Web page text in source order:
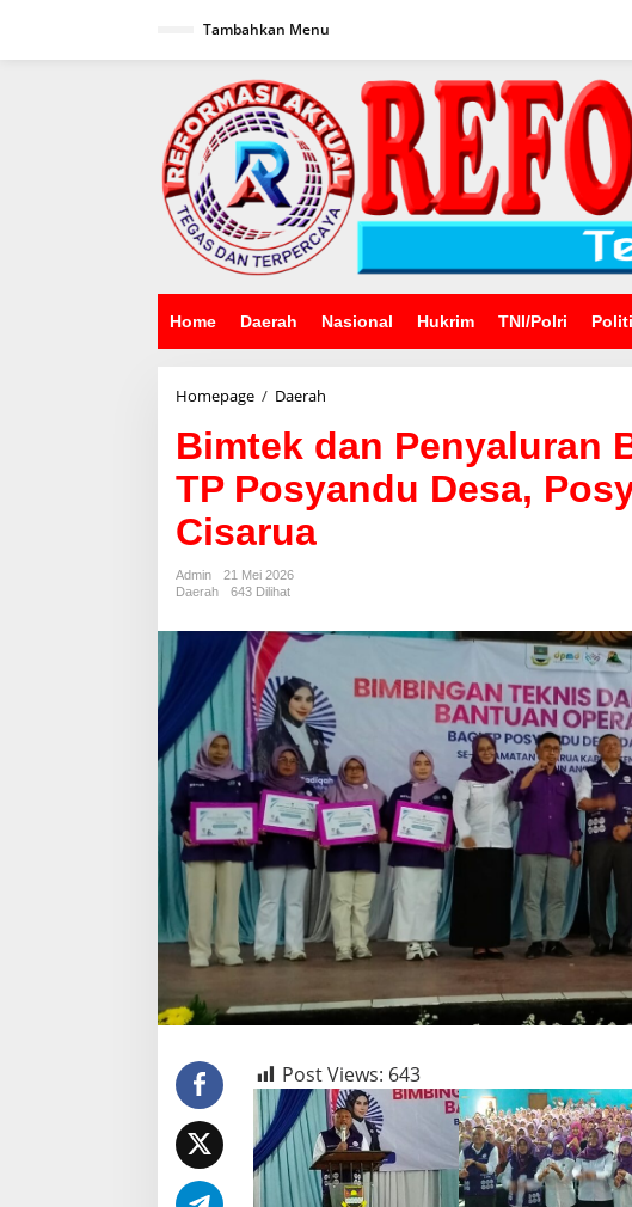
Tambahkan Menu
Home Daerah Nasional Hukrim TNI/Polri
Homepage / Daerah
Penyaluran
Bantuan
Operasional
TP
Cisarua
Bimtek dan Penyaluran
TP Posyandu Desa,
Cisarua
Admin
21 Mei 2026
Daerah
643 Dilihat
Post Views: 643